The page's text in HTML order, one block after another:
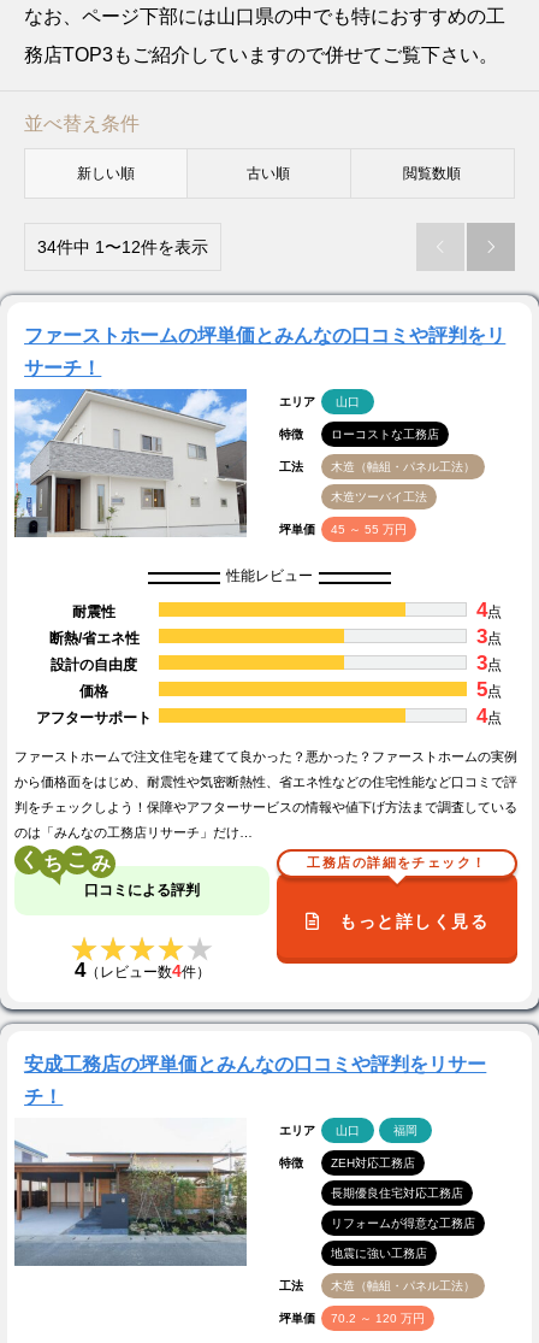
なお、ページ下部には山口県の中でも特におすすめの工
務店TOP3もご紹介していますので併せてご覧下さい。
並べ替え条件
新しい順 古い順 閲覧数順
34件中 1〜12件を表示  
ファーストホームの坪単価とみんなの口コミや評判をリ
サーチ！
エリア 山口
特徴 ローコストな工務店
工法 木造（軸組・パネル工法）
木造ツーバイ工法
坪単価 45 ～ 55 万円
性能レビュー
耐震性 4点
断熱/省エネ性
3点
設計の自由度
3点
価格
5点
アフターサポート
4点
ファーストホームで注文住宅を建てて良かった？悪かった？ファーストホームの実例
から価格面をはじめ、耐震性や気密断熱性、省エネ性などの住宅性能など口コミで評
判をチェックしよう！保障やアフターサービスの情報や値下げ方法まで調査している
のは「みんなの工務店リサーチ」だけ…
く こ
口コミによる評判
★★★★★
★★★★★
4（レビュー数4件）
工務店の詳細をチェック！
もっと詳しく見る
安成工務店の坪単価とみんなの口コミや評判をリサー
チ！
エリア 山口 福岡
特徴 ZEH対応工務店
長期優良住宅対応工務店
リフォームが得意な工務店
地震に強い工務店
工法 木造（軸組・パネル工法）
坪単価 70.2 ～ 120 万円